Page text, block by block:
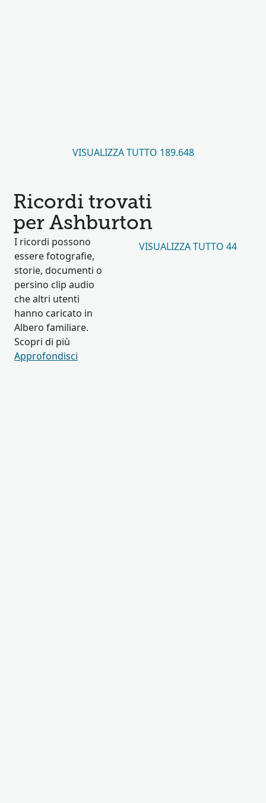
VISUALIZZA TUTTO 189.648
Ricordi trovati
per Ashburton
I ricordi possono
essere fotografie,
storie, documenti o
persino clip audio
che altri utenti
hanno caricato in
Albero familiare.
Scopri di più
Approfondisci
VISUALIZZA TUTTO 44